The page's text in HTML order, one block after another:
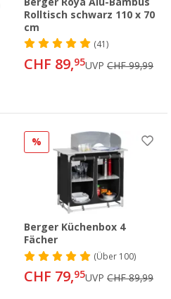
Rolltisch schwarz 110 x 70
cm
(41)
CHF 89,95UVP CHF 99,99
%
Berger Küchenbox 4
Fächer
(Über100)
CHF 79,95UVP CHF 89,99